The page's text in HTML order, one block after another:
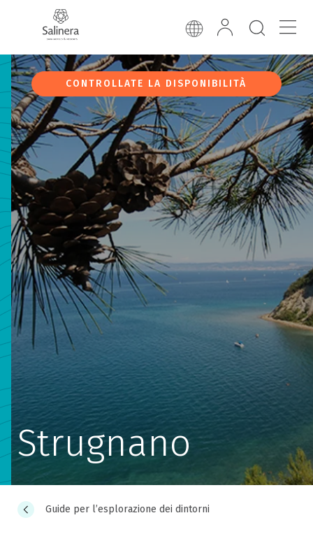
CONTROLLATE LA DISPONIBILITÀ
Strugnano
Guide per l’esplorazione dei dintorni